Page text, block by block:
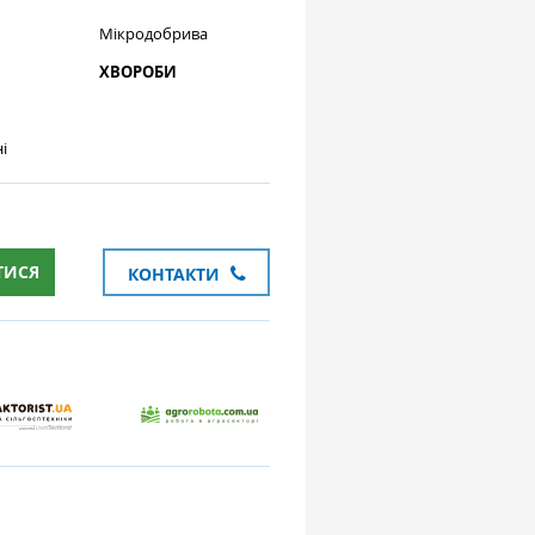
Мікродобрива
ХВОРОБИ
КОНТАКТИ